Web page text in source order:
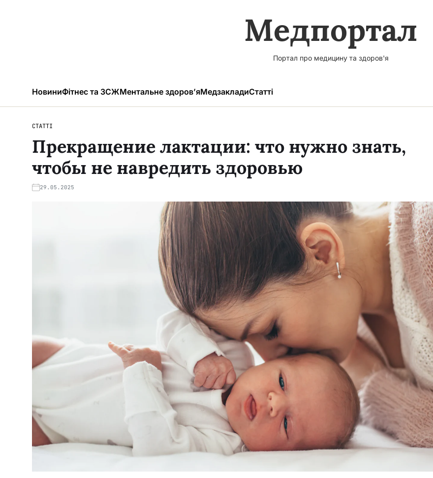
Медпортал
Портал про медицину та здоров'я
НовиниФітнес та ЗСЖМентальне здоров’яМедзакладиСтатті
СТАТТІ
Прекращение лактации: что нужно знать,
чтобы не навредить здоровью
29.05.2025